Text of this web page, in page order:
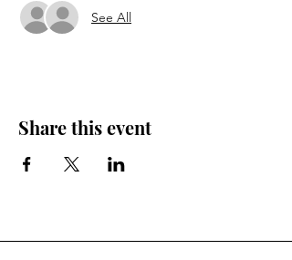
See All
Share this event